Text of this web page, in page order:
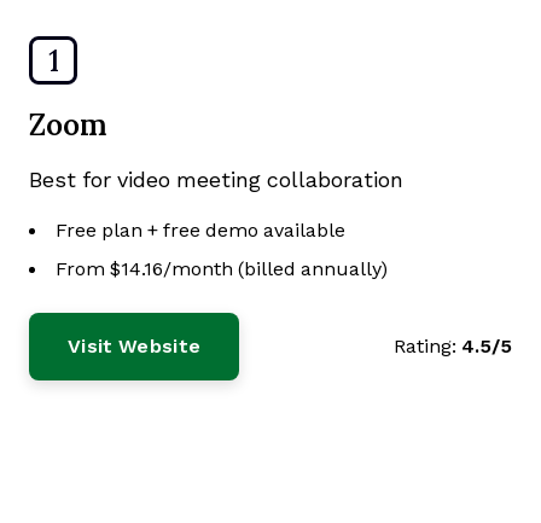
1
Zoom
Best for video meeting collaboration
Free plan + free demo available
From $14.16/month (billed annually)
Visit Website Rating: 4.5/5